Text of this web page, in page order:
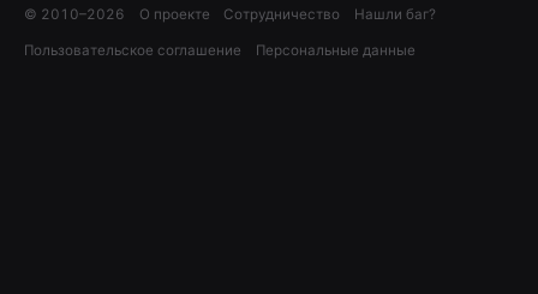
© 2010–2026 О проекте Сотрудничество Нашли баг?
Пользовательское соглашение Персональные данные